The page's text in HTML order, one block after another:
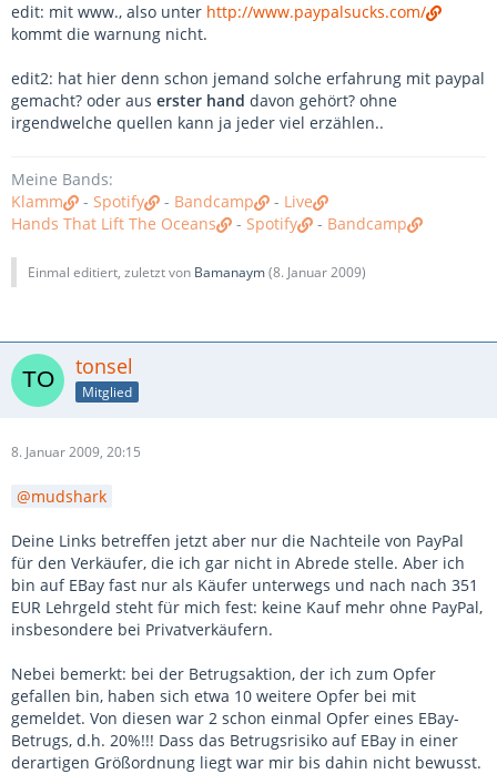
edit: mit www., also unter http://www.paypalsucks.com/
kommt die warnung nicht.
edit2: hat hier denn schon jemand solche erfahrung mit paypal
gemacht? oder aus erster hand davon gehört? ohne
irgendwelche quellen kann ja jeder viel erzählen..
Meine Bands:
Klamm
- Spotify - Bandcamp - Live
Hands That Lift The Oceans
- Spotify - Bandcamp
Einmal editiert, zuletzt von Bamanaym(8. Januar 2009)
tonsel
Mitglied
8. Januar 2009, 20:15
mudshark
Deine Links betreffen jetzt aber nur die Nachteile von PayPal
für den Verkäufer, die ich gar nicht in Abrede stelle. Aber ich
bin auf EBay fast nur als Käufer unterwegs und nach nach 351
EUR Lehrgeld steht für mich fest: keine Kauf mehr ohne PayPal,
insbesondere bei Privatverkäufern.
Nebei bemerkt: bei der Betrugsaktion, der ich zum Opfer
gefallen bin, haben sich etwa 10 weitere Opfer bei mit
gemeldet. Von diesen war 2 schon einmal Opfer eines EBay-
Betrugs, d.h. 20%!!! Dass das Betrugsrisiko auf EBay in einer
derartigen Größordnung liegt war mir bis dahin nicht bewusst.